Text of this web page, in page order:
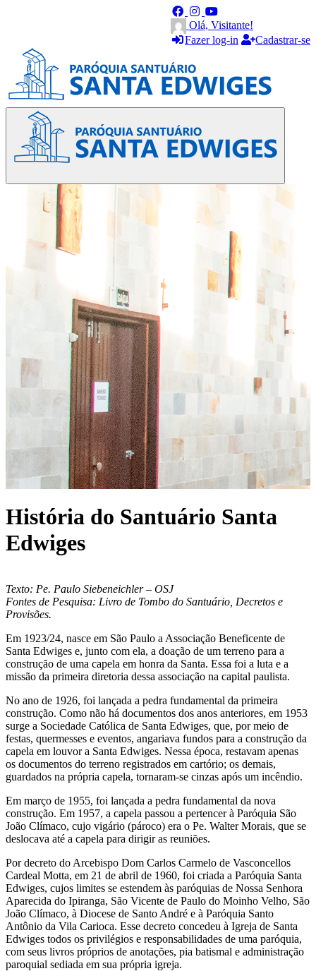
Olá, Visitante!
Fazer log-in
Cadastrar-se
História do Santuário Santa
Edwiges
Texto: Pe. Paulo Siebeneichler – OSJ
Fontes de Pesquisa: Livro de Tombo do Santuário, Decretos e
Provisões.
Em 1923/24, nasce em São Paulo a Associação Beneficente de
Santa Edwiges e, junto com ela, a doação de um terreno para a
construção de uma capela em honra da Santa. Essa foi a luta e a
missão da primeira diretoria dessa associação na capital paulista.
No ano de 1926, foi lançada a pedra fundamental da primeira
construção. Como não há documentos dos anos anteriores, em 1953
surge a Sociedade Católica de Santa Edwiges, que, por meio de
festas, quermesses e eventos, angariava fundos para a construção da
capela em louvor a Santa Edwiges. Nessa época, restavam apenas
os documentos do terreno registrados em cartório; os demais,
guardados na própria capela, tornaram-se cinzas após um incêndio.
Em março de 1955, foi lançada a pedra fundamental da nova
construção. Em 1957, a capela passou a pertencer à Paróquia São
João Clímaco, cujo vigário (pároco) era o Pe. Walter Morais, que se
deslocava até a capela para dirigir as reuniões.
Por decreto do Arcebispo Dom Carlos Carmelo de Vasconcellos
Cardeal Motta, em 21 de abril de 1960, foi criada a Paróquia Santa
Edwiges, cujos limites se estendem às paróquias de Nossa Senhora
Aparecida do Ipiranga, São Vicente de Paulo do Moinho Velho, São
João Clímaco, à Diocese de Santo André e à Paróquia Santo
Antônio da Vila Carioca. Esse decreto concedeu à Igreja de Santa
Edwiges todos os privilégios e responsabilidades de uma paróquia,
com seus livros próprios de anotações, pia batismal e administração
paroquial sediada em sua própria igreja.